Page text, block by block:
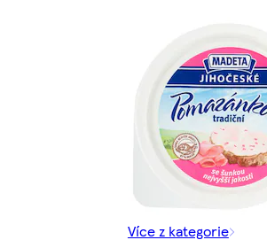
Více z kategorie